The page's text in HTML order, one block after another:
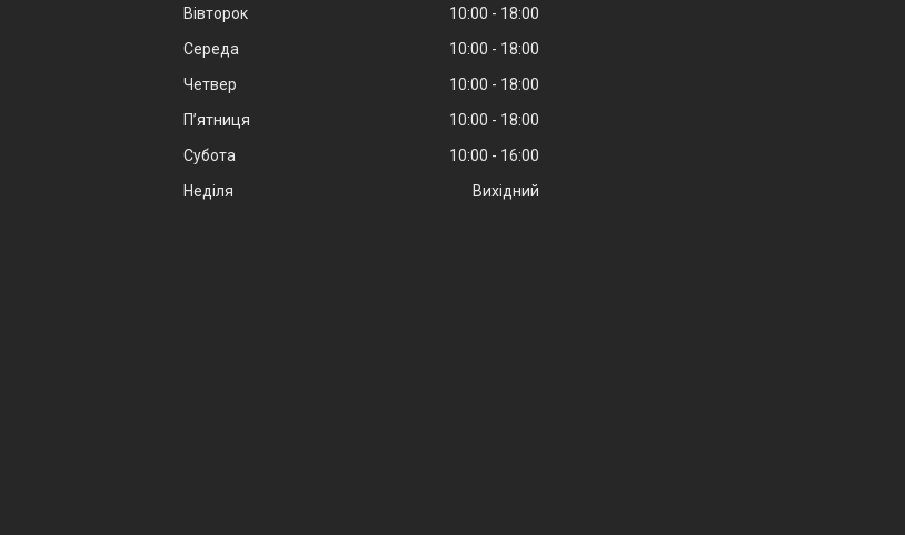
Вівторок
10:00
18:00
Середа
10:00
18:00
Четвер
10:00
18:00
Пʼятниця
10:00
18:00
Субота
10:00
16:00
Неділя
Вихідний